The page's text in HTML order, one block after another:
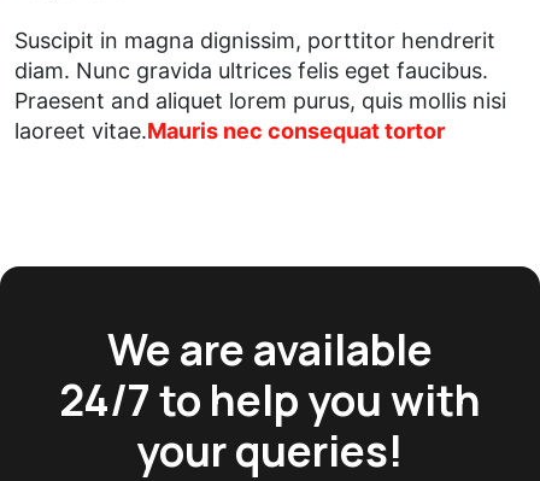
Suscipit in magna dignissim, porttitor hendrerit
diam. Nunc gravida ultrices felis eget faucibus.
Praesent and aliquet lorem purus, quis mollis nisi
laoreet vitae.Mauris nec consequat tortor
We are available
24/7 to help you with
your queries!